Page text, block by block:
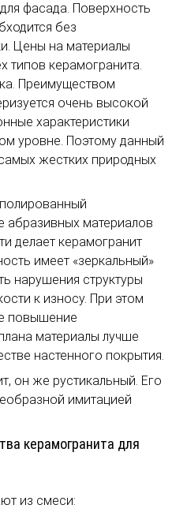
фасада. Поверхность
без
Цены на материалы
типов керамогранита.
Преимуществом
очень высокой
характеристики
уровне. Поэтому данный
жестких природных
абразивных материалов
делает керамогранит
имеет «зеркальный»
нарушения структуры
к износу. При этом
повышение
материалы лучше
настенного покрытия.
он же рустикальный. Его
имитацией
керамогранита для
из смеси: